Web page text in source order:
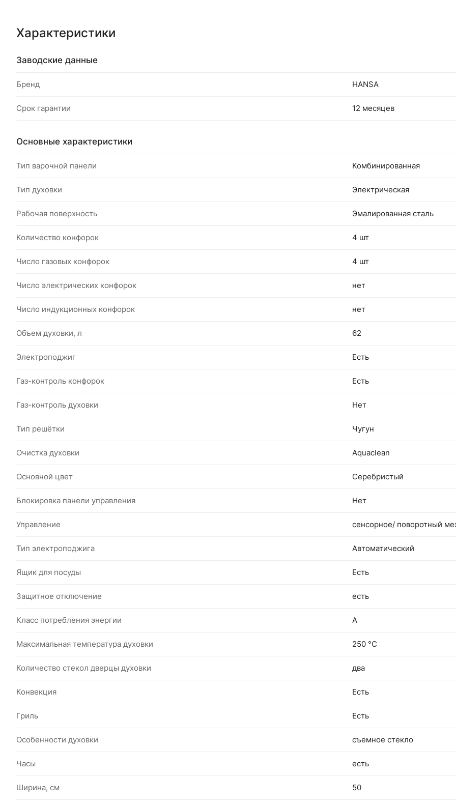
Характеристики
Заводские данные
Бренд HANSA
Срок гарантии 12 месяцев
Основные характеристики
Тип варочной панели Комбинированная
Тип духовки Электрическая
Рабочая поверхность Эмалированная сталь
Количество конфорок 4 шт
Число газовых конфорок 4 шт
Число электрических конфорок нет
Число индукционных конфорок нет
Объем духовки, л 62
Электроподжиг Есть
Газ-контроль конфорок Есть
Газ-контроль духовки Нет
Тип решётки Чугун
Очистка духовки Aquaclean
Основной цвет Серебристый
Блокировка панели управления Нет
Управление сенсорное/ поворотный
Тип электроподжига Автоматический
Ящик для посуды Есть
Защитное отключение есть
Класс потребления энергии A
Максимальная температура духовки 250 °С
Количество стекол дверцы духовки два
Конвекция Есть
Гриль Есть
Особенности духовки съемное стекло
Часы есть
Ширина, см 50